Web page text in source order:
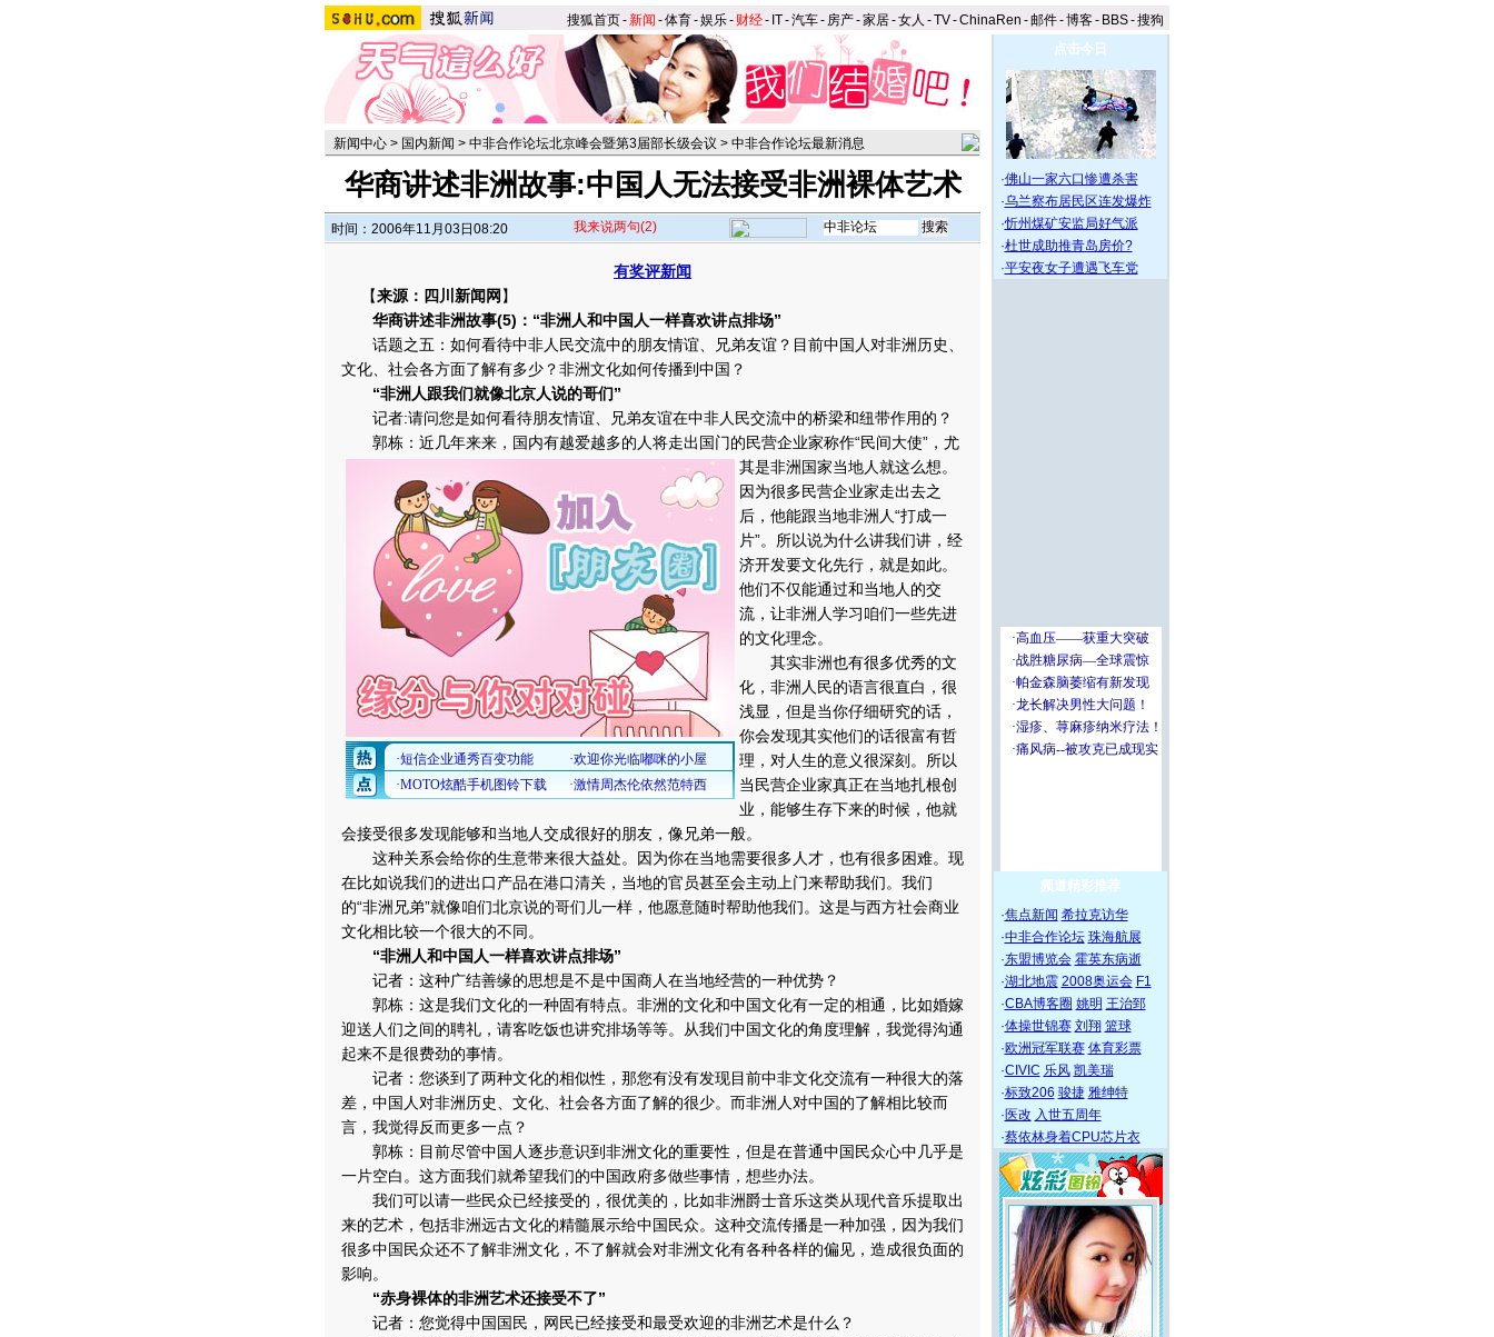
搜狐首页-新闻 -体育-娱乐- 财经- IT-汽车- 房产-家居-女人 -TV-ChinaRen -邮件-博客- BBS-搜狗
新闻中心 > 国内新闻 > 中非合作论坛北京峰会暨第3届部长级会议 > 中非合作论坛最新消息
华商讲述非洲故事:中国人无法接受非洲裸体艺术
时间：2006年11月03日08:20 我来说两句(2)
有奖评新闻
【来源：四川新闻网 】
华商讲述非洲故事(5)：“非洲人和中国人一样喜欢讲点排场”
话题之五：如何看待中非人民交流中的朋友情谊、兄弟友谊？目前中国人对非洲历史、
文化、社会各方面了解有多少？非洲文化如何传播到中国？
“非洲人跟我们就像北京人说的哥们”
记者:请问您是如何看待朋友情谊、兄弟友谊在中非人民交流中的桥梁和纽带作用的？
郭栋：近几年来来，国内有越爱越多的人将走出国门的民营企业家称作“民间大使”，尤
其是非洲国家当地人就这么想。
因为很多民营企业家走出去之
后，他能跟当地非洲人“打成一
片”。所以说为什么讲我们讲，经
济开发要文化先行，就是如此。
他们不仅能通过和当地人的交
流，让非洲人学习咱们一些先进
的文化理念。
其实非洲也有很多优秀的文
化，非洲人民的语言很直白，很
浅显，但是当你仔细研究的话，
你会发现其实他们的话很富有哲
理，对人生的意义很深刻。所以
当民营企业家真正在当地扎根创
业，能够生存下来的时候，他就
会接受很多发现能够和当地人交成很好的朋友，像兄弟一般。
这种关系会给你的生意带来很大益处。因为你在当地需要很多人才，也有很多困难。现
在比如说我们的进出口产品在港口清关，当地的官员甚至会主动上门来帮助我们。我们
的“非洲兄弟”就像咱们北京说的哥们儿一样，他愿意随时帮助他我们。这是与西方社会商业
文化相比较一个很大的不同。
“非洲人和中国人一样喜欢讲点排场”
记者：这种广结善缘的思想是不是中国商人在当地经营的一种优势？
郭栋：这是我们文化的一种固有特点。非洲的文化和中国文化有一定的相通，比如婚嫁
迎送人们之间的聘礼，请客吃饭也讲究排场等等。从我们中国文化的角度理解，我觉得沟通
起来不是很费劲的事情。
记者：您谈到了两种文化的相似性，那您有没有发现目前中非文化交流有一种很大的落
差，中国人对非洲历史、文化、社会各方面了解的很少。而非洲人对中国的了解相比较而
言，我觉得反而更多一点？
郭栋：目前尽管中国人逐步意识到非洲文化的重要性，但是在普通中国民众心中几乎是
一片空白。这方面我们就希望我们的中国政府多做些事情，想些办法。
我们可以请一些民众已经接受的，很优美的，比如非洲爵士音乐这类从现代音乐提取出
来的艺术，包括非洲远古文化的精髓展示给中国民众。这种交流传播是一种加强，因为我们
很多中国民众还不了解非洲文化，不了解就会对非洲文化有各种各样的偏见，造成很负面的
影响。
“赤身裸体的非洲艺术还接受不了”
记者：您觉得中国国民，网民已经接受和最受欢迎的非洲艺术是什么？
点击今日
·佛山一家六口惨遭杀害
·乌兰察布居民区连发爆炸
·忻州煤矿安监局好气派
·杜世成助推青岛房价?
·平安夜女子遭遇飞车党
频道精彩推荐
·焦点新闻 希拉克访华
·中非合作论坛 珠海航展
·东盟博览会 霍英东病逝
·湖北地震 2008奥运会 F1
·CBA博客圈 姚明 王治郅
·体操世锦赛 刘翔 篮球
·欧洲冠军联赛 体育彩票
·CIVIC 乐风 凯美瑞
·标致206 骏捷 雅绅特
· 医改 入世五周年
·蔡依林身着CPU芯片衣